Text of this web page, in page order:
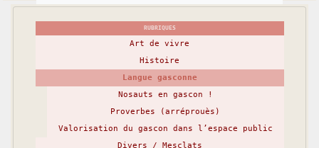
RUBRIQUES
Art de vivre
Histoire
Langue gasconne
Nosauts en gascon !
Proverbes (arréprouès)
Valorisation du gascon dans l’espace public
Divers / Mesclats